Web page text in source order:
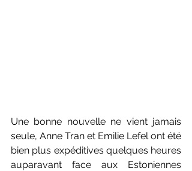
Une bonne nouvelle ne vient jamais
seule, Anne Tran et Emilie Lefel ont été
bien plus expéditives quelques heures
auparavant face aux Estoniennes